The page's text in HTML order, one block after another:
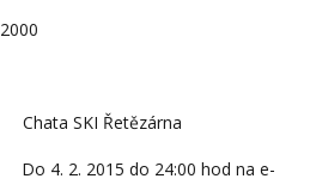
SKI Řetězárna
do 24:00 hod na e-